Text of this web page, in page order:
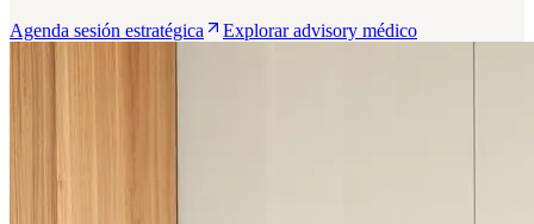
Agenda sesión estratégica Explorar advisory médico